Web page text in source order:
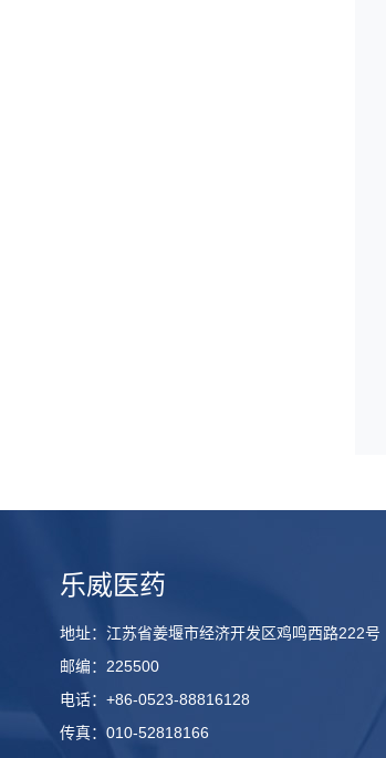
乐威医药
地址：江苏省姜堰市经济开发区鸡鸣西路222号
邮编：225500
电话：+86-0523-88816128
传真：010-52818166